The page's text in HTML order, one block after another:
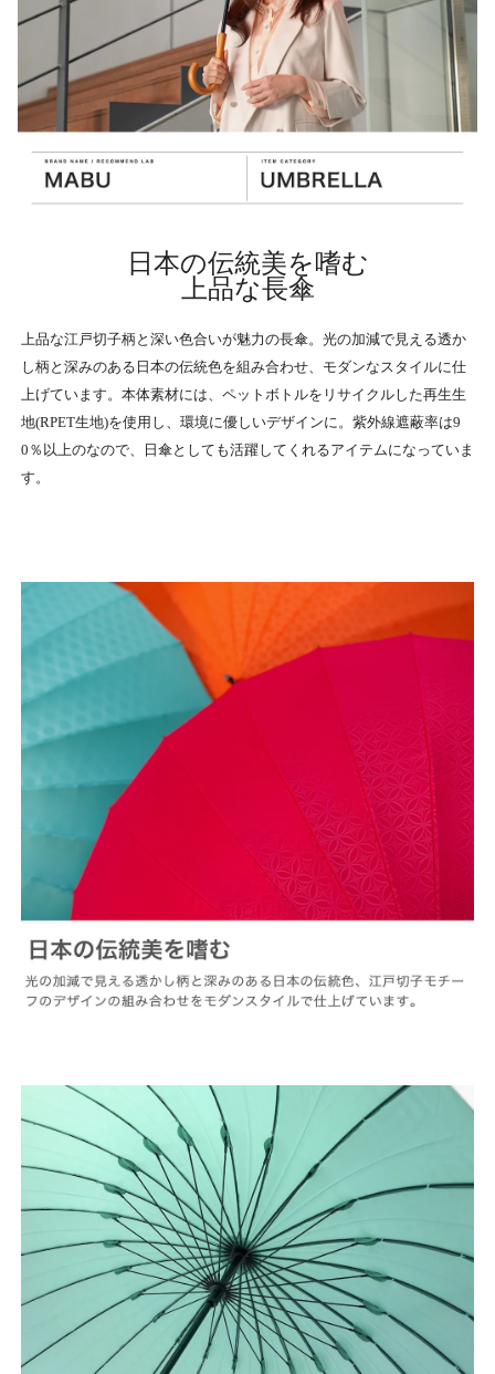
日本の伝統美を嗜む
上品な長傘
上品な江戸切子柄と深い色合いが魅力の長傘。光の加減で見える透か
し柄と深みのある日本の伝統色を組み合わせ、モダンなスタイルに仕
上げています。本体素材には、ペットボトルをリサイクルした再生生
地(RPET生地)を使用し、環境に優しいデザインに。紫外線遮蔽率は9
0％以上のなので、日傘としても活躍してくれるアイテムになっていま
す。